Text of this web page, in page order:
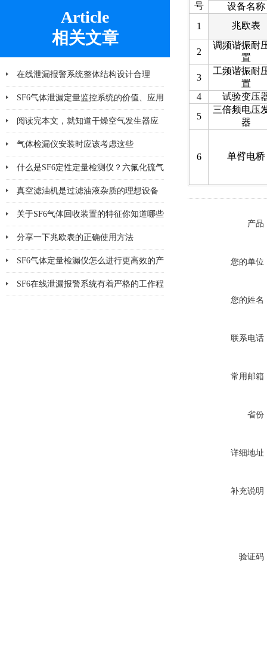
Article
相关文章
在线泄漏报警系统整体结构设计合理
SF6气体泄漏定量监控系统的价值、应用
及未来发展趋势
阅读完本文，就知道干燥空气发生器应
该注意哪几点小问题
气体检漏仪安装时应该考虑这些
什么是SF6定性定量检测仪？六氟化硫气
体检测设备
真空滤油机是过滤油液杂质的理想设备
关于SF6气体回收装置的特征你知道哪些
分享一下兆欧表的正确使用方法
SF6气体定量检漏仪怎么进行更高效的产
品检漏?
SF6在线泄漏报警系统有着严格的工作程
号
设备名称
1
兆欧表
2
调频谐振耐
置
3
工频谐振耐
置
4
试验变压
5
三倍频电压
器
6 单臂电桥
产品
您的单位
您的姓名
联系电话
常用邮箱
省份
详细地址
补充说明
验证码